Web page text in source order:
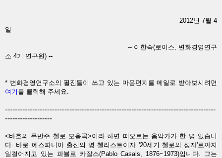
2012년 7월 4
일
-- 이한숙(로이스, 변화경영연구
소 4기 연구원) --
* 변화경영연구소의 필진들이 쓰고 있는 마음편지를 메일로 받아보시려면
여기 를 클릭해 주세요.
-------------------------------------------------------------------------------------
-------------------
<바흐의 무반주 첼로 모음곡>이라 하면 떠오르는 음악가가 한 명 있습니
다. 바로 에스파니아 출신의 명 첼리스트이자 '20세기 첼로의 성자'로까지
일컬어지고 있는 파블로 카잘스(Pablo Casals, 1876~1973)입니다. 그는